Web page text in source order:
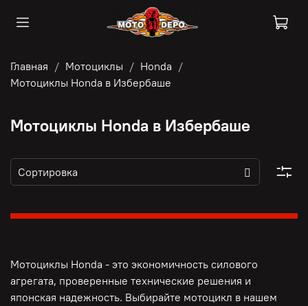
Главная Мотоциклы
Honda
Мотоциклы Honda в Избербаше
Мотоциклы Honda в Избербаше
Мотоциклы Honda - это экономичность силового
агрегата, проверенные технические решения и
японская надежность. Выбирайте мотоцикл в нашем